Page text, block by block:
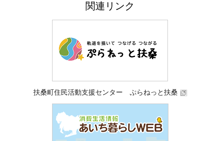
関連リンク
扶桑町住民活動支援センター ぷらねっと扶桑